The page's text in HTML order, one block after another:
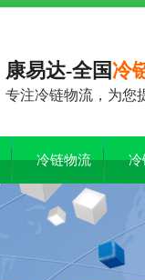
康易达-全国冷
专注冷链物流，为您
冷链物流 冷